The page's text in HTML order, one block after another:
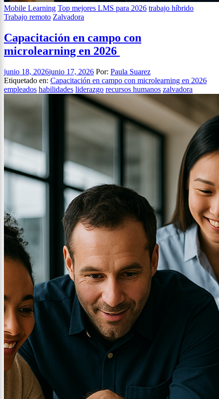
Mobile Learning Top mejores LMS para 2026 trabajo híbrido
Trabajo remoto Zalvadora
Capacitación en campo con
microlearning en 2026
junio 18, 2026junio 17, 2026 Por: Paula Suarez
Etiquetado en: Capacitación en campo con microlearning en 2026
empleados habilidades liderazgo recursos humanos zalvadora